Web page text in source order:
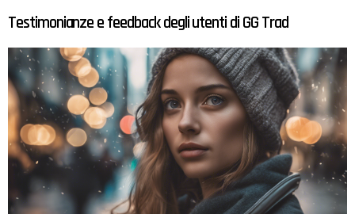
Testimonianze e feedback degli utenti di GG Trad